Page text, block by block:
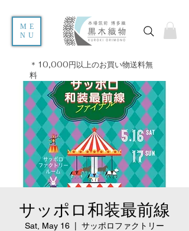
ME
NU
＊10,000円以上のお買い物送料無
料
サッポロ和装最前線
Sat, May 16 サッポロファクトリー